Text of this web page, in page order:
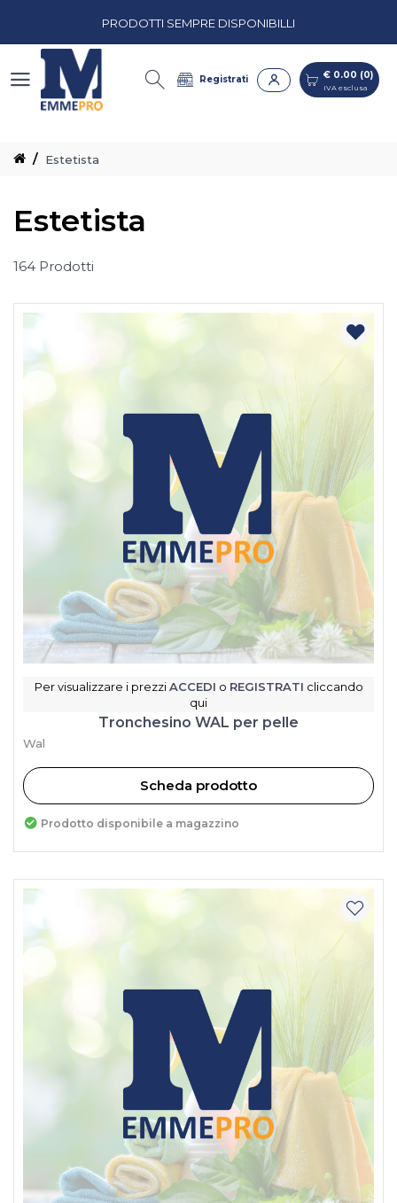
PREVENTIVI PERSONALIZZATI
CASH & CARRY CON CORSIE ORGANIZZATE
Registrati € 0.00 (0)
IVA esclusa
Estetista
Estetista
164 Prodotti
Per visualizzare i prezziACCEDI o REGISTRATI cliccando
qui
Tronchesino WAL per pelle
Wal
Scheda prodotto
Prodotto disponibile a magazzino